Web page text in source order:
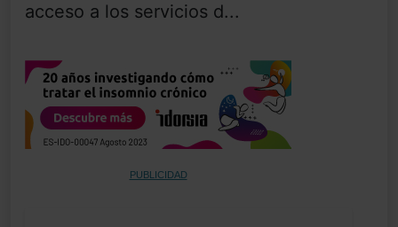
acceso a los servicios d...
PUBLICIDAD